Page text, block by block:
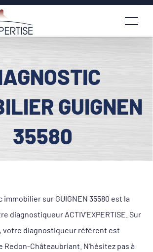
GUIGNEN
35580
sur GUIGNEN 35580 est la
diagnostiqueur ACTIV'EXPERTISE. Sur
votre diagnostiqueur référent est
Redon-Châteaubriant. N'hésitez pas à